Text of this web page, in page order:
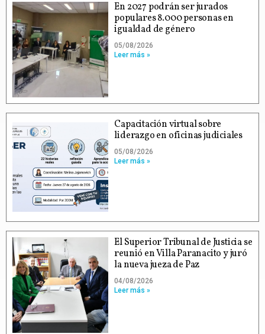
En 2027 podrán ser jurados
populares 8.000 personas en
igualdad de género
05/08/2026
Leer más »
Capacitación virtual sobre
liderazgo en oficinas judiciales
05/08/2026
Leer más »
El Superior Tribunal de Justicia se
reunió en Villa Paranacito y juró
la nueva jueza de Paz
04/08/2026
Leer más »